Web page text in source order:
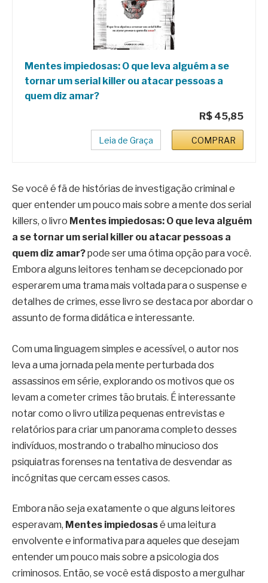
Mentes impiedosas: O que leva alguém a se
tornar um serial killer ou atacar pessoas a
quem diz amar?
R$ 45,85
Leia de Graça COMPRAR
Se você é fã de histórias de investigação criminal e
quer entender um pouco mais sobre a mente dos serial
killers, o livro Mentes impiedosas: O que leva alguém
a se tornar um serial killer ou atacar pessoas a
quem diz amar?pode ser uma ótima opção para você.
Embora alguns leitores tenham se decepcionado por
esperarem uma trama mais voltada para o suspense e
detalhes de crimes, esse livro se destaca por abordar o
assunto de forma didática e interessante.
Com uma linguagem simples e acessível, o autor nos
leva a uma jornada pela mente perturbada dos
assassinos em série, explorando os motivos que os
levam a cometer crimes tão brutais. É interessante
notar como o livro utiliza pequenas entrevistas e
relatórios para criar um panorama completo desses
indivíduos, mostrando o trabalho minucioso dos
psiquiatras forenses na tentativa de desvendar as
incógnitas que cercam esses casos.
Embora não seja exatamente o que alguns leitores
esperavam, Mentes impiedosasé uma leitura
envolvente e informativa para aqueles que desejam
entender um pouco mais sobre a psicologia dos
criminosos. Então, se você está disposto a mergulhar